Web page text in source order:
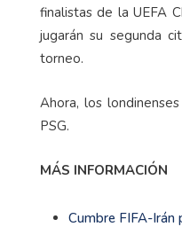
finalistas de la UEFA
jugarán su segunda
torneo.
Ahora, los
PSG.
MÁS INFORMACIÓN
Cumbre FIFA-Irán